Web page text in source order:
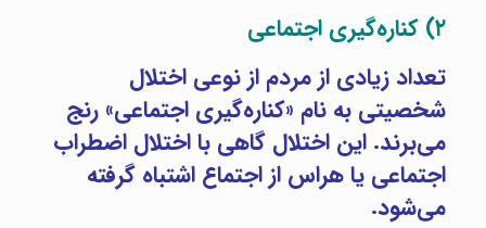
۲) کناره‌گیری اجتماعی
تعداد زیادی از مردم از نوعی اختلال
شخصیتی به نام «کناره‌گیری اجتماعی» رنج
می‌برند. این اختلال گاهی با اختلال اضطراب
اجتماعی یا هراس از اجتماع اشتباه گرفته
می‌شود.